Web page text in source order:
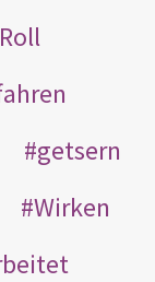
getsern
Wirken